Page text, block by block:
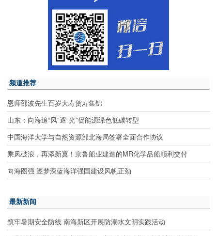
频道推荐
恩师邵波先生百岁大寿贺寿集锦
山东：向海追“风”逐“光”促能源绿色低碳转型
中国海洋大学与自然资源部北海局签署全面合作协议
乘风破浪，再添新翼！京鲁船业建造的MR化学品船顺利交付
向海图强 逐梦深蓝海洋强国建设风帆正劲
最新新闻
筑牢暑期安全防线 南海新区开展防溺水文明实践活动